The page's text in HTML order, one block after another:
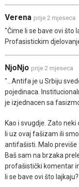
Verena prije 2 mjeseca
"Čime li se bave ovi što
Profasistickim
NjoNjo prije 2 mjeseca
"...Antifa je u Srbiju
pojedinaca.
je izjednacen sa
Kao i svugdje. Zato
li uz ovaj fašizam ili
antifašisti. Malo previše
Baš sam na brzaka
profašistički komentar
li se bave ovi što lajkaju?